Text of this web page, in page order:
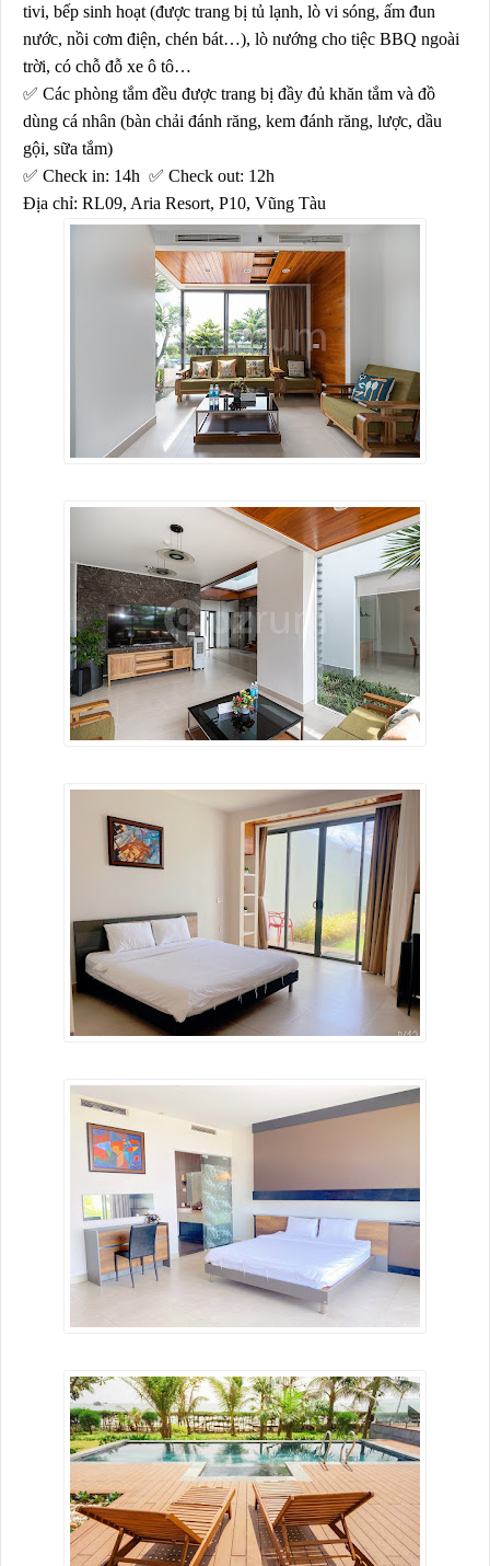
tivi, bếp sinh hoạt (được trang bị tủ lạnh, lò vi sóng, ấm đun
nước, nồi cơm điện, chén bát…), lò nướng cho tiệc BBQ ngoài
trời, có chỗ đỗ xe ô tô…
✅ Các phòng tắm đều được trang bị đầy đủ khăn tắm và đồ
dùng cá nhân (bàn chải đánh răng, kem đánh răng, lược, dầu
gội, sữa tắm)
✅ Check in: 14h ✅ Check out: 12h
Địa chỉ: RL09, Aria Resort, P10, Vũng Tàu